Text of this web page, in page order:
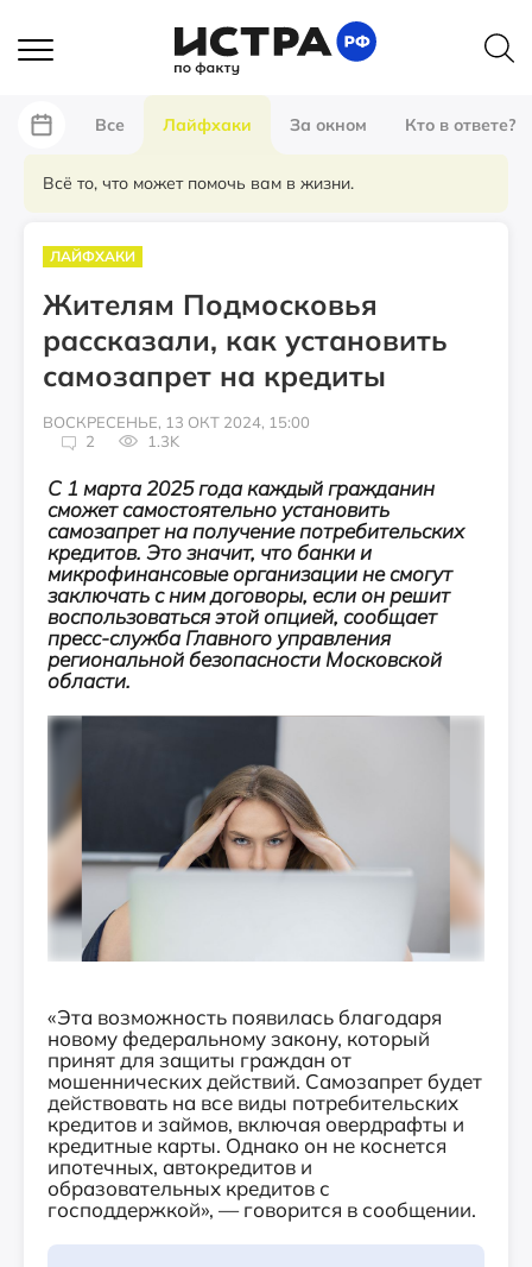
Все Лайфхаки За окном Кто в ответе?
Всё то, что может помочь вам в жизни.
ЛАЙФХАКИ
Жителям Подмосковья
рассказали, как установить
самозапрет на кредиты
ВОСКРЕСЕНЬЕ, 13 ОКТ 2024, 15:00
2
1.3K
С 1 марта 2025 года каждый гражданин
сможет самостоятельно установить
самозапрет на получение потребительских
кредитов. Это значит, что банки и
микрофинансовые организации не смогут
заключать с ним договоры, если он решит
воспользоваться этой опцией, сообщает
пресс-служба Главного управления
региональной безопасности Московской
области.
«Эта возможность появилась благодаря
новому федеральному закону, который
принят для защиты граждан от
мошеннических действий. Самозапрет будет
действовать на все виды потребительских
кредитов и займов, включая овердрафты и
кредитные карты. Однако он не коснется
ипотечных, автокредитов и
образовательных кредитов с
господдержкой», — говорится в сообщении.